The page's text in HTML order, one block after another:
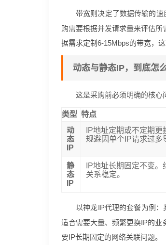
带宽则决定了数据传输的
购需要根据并发请求量来评估所
据需求定制6-15Mbps的带宽，
动态与静态IP，到底怎
这是采购前必须明确的核心
类型 特点
动
态
IP
IP地址定期或不定期
规避因单个IP请求过多
静
态
IP
IP地址长期固定不变。
关系稳定。
以神龙IP代理的套餐为例：
适合需要大量、频繁更换IP的业
要IP长期固定的网络关联问题。